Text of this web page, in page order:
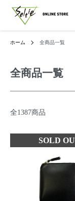
ホーム 全商品一覧
全商品一覧
全1387商品